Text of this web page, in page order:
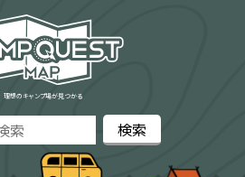
理想のキャンプ場が見つかる